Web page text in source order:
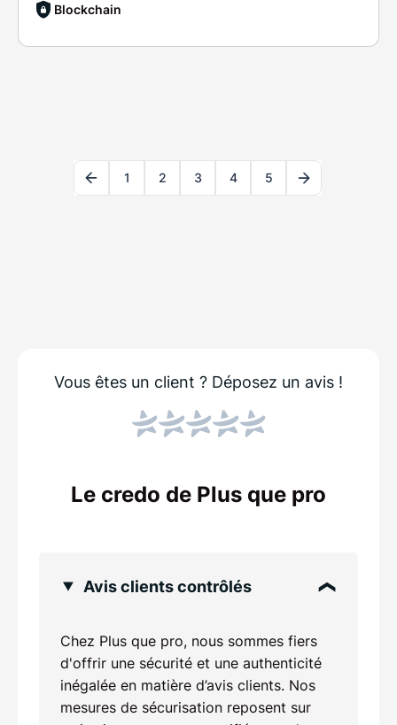
Blockchain
1 2 3 4 5
Vous êtes un client ? Déposez un avis !
Le credo de Plus que pro
Avis clients contrôlés
Chez Plus que pro, nous sommes fiers
d'offrir une sécurité et une authenticité
inégalée en matière d’avis clients. Nos
mesures de sécurisation reposent sur